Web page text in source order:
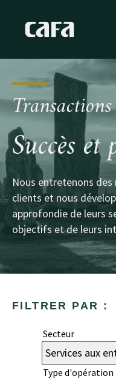
Transactions
Succès
Nous entretenons
clients et nous
approfondie de leurs
objectifs et de leurs
FILTRER PAR :
Secteur
Type d'opération